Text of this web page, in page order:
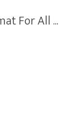
For All ...